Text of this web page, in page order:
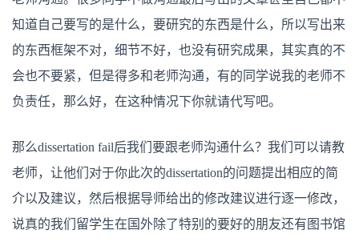
知道自己要写的是什么，要研究的东西是什么，所以写出来
的东西框架不对，细节不好，也没有研究成果，其实真的不
会也不要紧，但是得多和老师沟通，有的同学说我的老师不
负责任，那么好，在这种情况下你就请代写吧。
那么dissertation fail后我们要跟老师沟通什么？我们可以请教
老师，让他们对于你此次的dissertation的问题提出相应的简
介以及建议，然后根据导师给出的修改建议进行逐一修改，
说真的我们留学生在国外除了特别的要好的朋友还有图书馆